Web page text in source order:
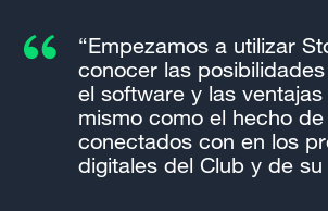
“Empezamos a utilizar
conocer las
el software y las
mismo como el hecho
conectados con en los
digitales del Club y de su